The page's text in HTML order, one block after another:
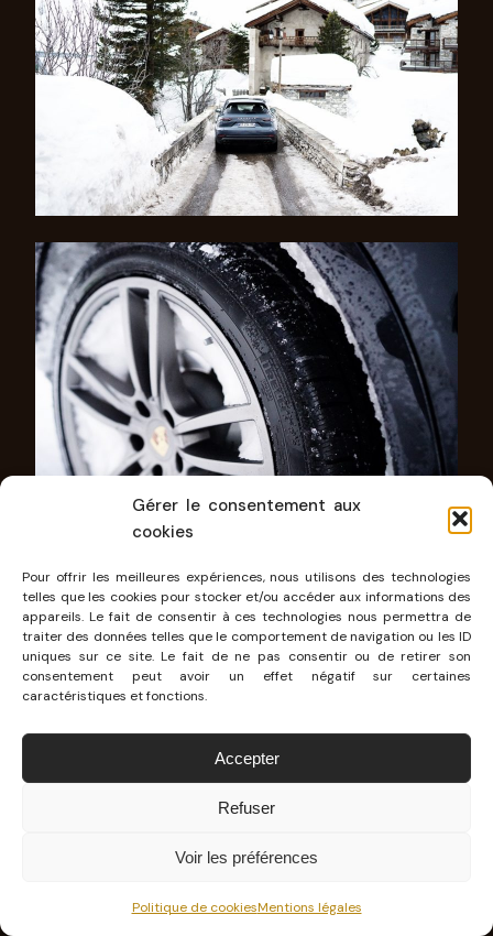
Gérer le consentement aux
cookies
Pour offrir les meilleures expériences, nous utilisons des technologies
telles que les cookies pour stocker et/ou accéder aux informations des
appareils. Le fait de consentir à ces technologies nous permettra de
traiter des données telles que le comportement de navigation ou les ID
uniques sur ce site. Le fait de ne pas consentir ou de retirer son
consentement peut avoir un effet négatif sur certaines
caractéristiques et fonctions.
Accepter
Refuser
Voir les préférences
Politique de cookiesMentions légales